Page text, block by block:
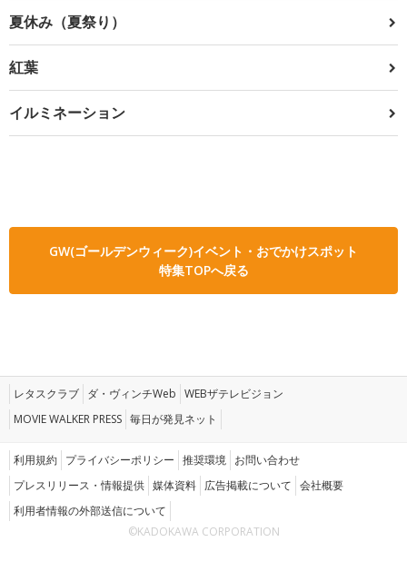
夏休み（夏祭り）
紅葉
イルミネーション
GW(ゴールデンウィーク)イベント・おでかけスポット
特集TOPへ戻る
レタスクラブ ダ・ヴィンチWeb WEBザテレビジョン
MOVIE WALKER PRESS 毎日が発見ネット
利用規約 プライバシーポリシー 推奨環境 お問い合わせ
プレスリリース・情報提供 媒体資料 広告掲載について 会社概要
利用者情報の外部送信について
©KADOKAWA CORPORATION